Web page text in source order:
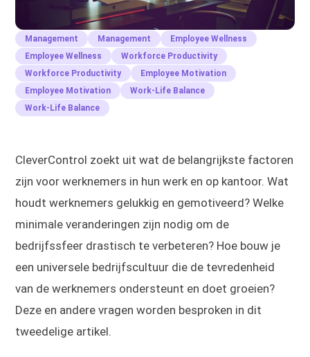
Management Management
Employee Wellness
Employee Wellness
Workforce Productivity
Workforce Productivity
Employee Motivation
Employee Motivation
Work-Life Balance
Work-Life Balance
CleverControl zoekt uit wat de belangrijkste factoren
zijn voor werknemers in hun werk en op kantoor. Wat
houdt werknemers gelukkig en gemotiveerd? Welke
minimale veranderingen zijn nodig om de
bedrijfssfeer drastisch te verbeteren? Hoe bouw je
een universele bedrijfscultuur die de tevredenheid
van de werknemers ondersteunt en doet groeien?
Deze en andere vragen worden besproken in dit
tweedelige artikel.